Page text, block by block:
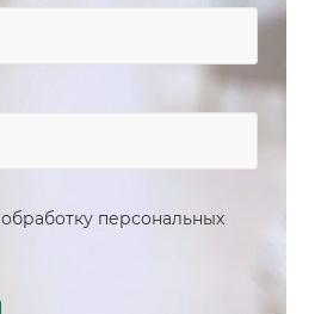
обработку персональных